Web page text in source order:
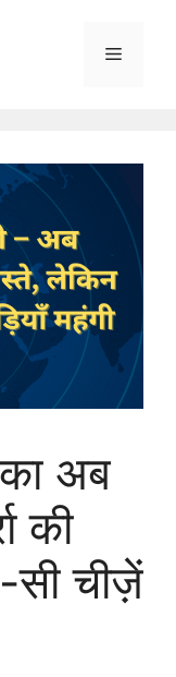
Menu
अब
की
सी चीज़ें